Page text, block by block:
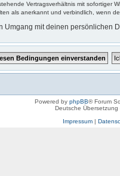
Vertragsverhältnis mit sofortiger
als anerkannt und verbindlich, wenn
Umgang mit deinen persönlichen
Powered by phpBB® Forum
Deutsche Übersetzung
Impressum|